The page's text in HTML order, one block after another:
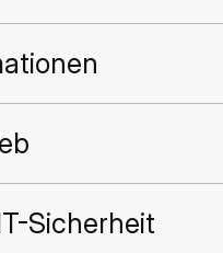
Sicherheit